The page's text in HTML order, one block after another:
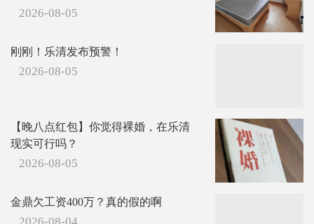
2026-08-05
刚刚！乐清发布预警！
2026-08-05
【晚八点红包】你觉得裸婚，在乐清
现实可行吗？
2026-08-05
金鼎欠工资400万？真的假的啊